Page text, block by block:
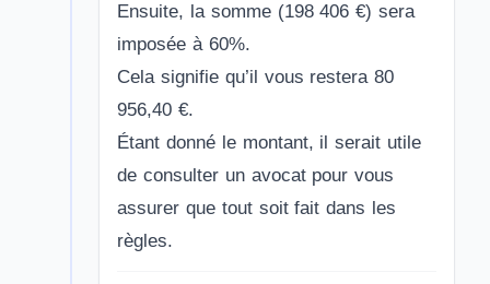
Ensuite, la somme (198 406 €) sera
imposée à 60%.
Cela signifie qu’il vous restera 80
956,40 €.
Étant donné le montant, il serait utile
de consulter un avocat pour vous
assurer que tout soit fait dans les
règles.